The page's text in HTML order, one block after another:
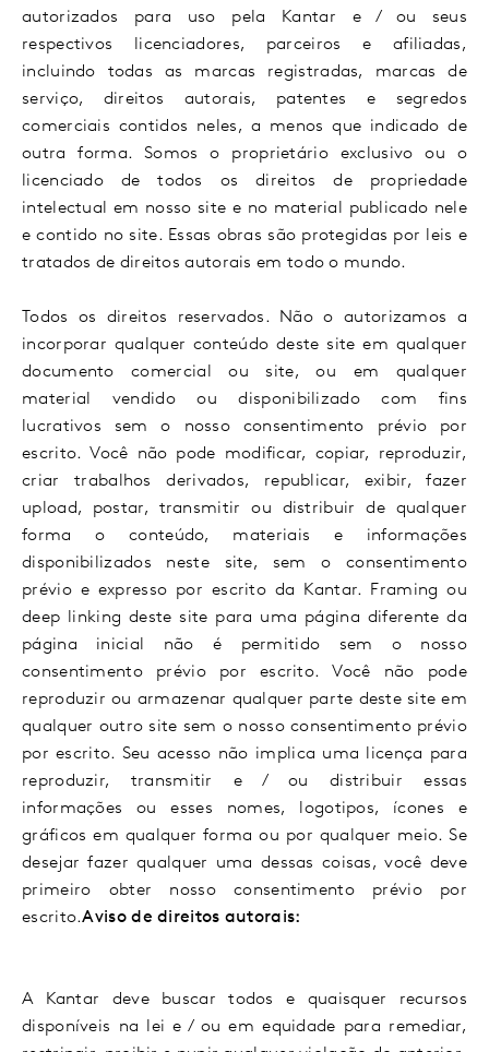
autorizados para uso pela Kantar e / ou seus
respectivos licenciadores, parceiros e afiliadas,
incluindo todas as marcas registradas, marcas de
serviço, direitos autorais, patentes e segredos
comerciais contidos neles, a menos que indicado de
outra forma. Somos o proprietário exclusivo ou o
licenciado de todos os direitos de propriedade
intelectual em nosso site e no material publicado nele
e contido no site. Essas obras são protegidas por leis e
tratados de direitos autorais em todo o mundo.
Todos os direitos reservados. Não o autorizamos a
incorporar qualquer conteúdo deste site em qualquer
documento comercial ou site, ou em qualquer
material vendido ou disponibilizado com fins
lucrativos sem o nosso consentimento prévio por
escrito. Você não pode modificar, copiar, reproduzir,
criar trabalhos derivados, republicar, exibir, fazer
upload, postar, transmitir ou distribuir de qualquer
forma o conteúdo, materiais e informações
disponibilizados neste site, sem o consentimento
prévio e expresso por escrito da Kantar. Framing ou
deep linking deste site para uma página diferente da
página inicial não é permitido sem o nosso
consentimento prévio por escrito. Você não pode
reproduzir ou armazenar qualquer parte deste site em
qualquer outro site sem o nosso consentimento prévio
por escrito. Seu acesso não implica uma licença para
reproduzir, transmitir e / ou distribuir essas
informações ou esses nomes, logotipos, ícones e
gráficos em qualquer forma ou por qualquer meio. Se
desejar fazer qualquer uma dessas coisas, você deve
primeiro obter nosso consentimento prévio por
escrito.Aviso de direitos autorais:
A Kantar deve buscar todos e quaisquer recursos
disponíveis na lei e / ou em equidade para remediar,